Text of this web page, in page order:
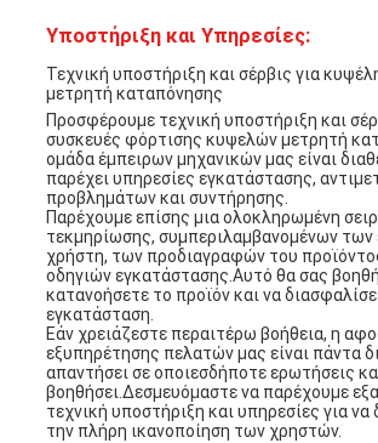
Υποστήριξη και Υπηρεσίες:
Τεχνική υποστήριξη και σέρβις για
μετρητή καταπόνησης
Προσφέρουμε τεχνική υποστήριξη και
συσκευές φόρτισης κυψελών μετρητή
ομάδα έμπειρων μηχανικών μας είναι
παρέχει υπηρεσίες εγκατάστασης,
προβλημάτων και συντήρησης.
Παρέχουμε επίσης μια ολοκληρωμένη
τεκμηρίωσης, συμπεριλαμβανομένων των
χρήστη, των προδιαγραφών του
οδηγιών εγκατάστασης.Αυτό θα σας
κατανοήσετε το προϊόν και να
εγκατάσταση.
Εάν χρειάζεστε περαιτέρω βοήθεια, η
εξυπηρέτησης πελατών μας είναι πάντα
απαντήσει σε οποιεσδήποτε ερωτήσεις
βοηθήσει.Δεσμευόμαστε να παρέχουμε
τεχνική υποστήριξη και υπηρεσίες για
την πλήρη ικανοποίηση των χρηστών.